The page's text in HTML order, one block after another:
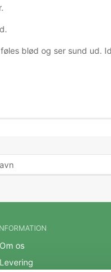
blød og ser sund ud.
Om os
Levering